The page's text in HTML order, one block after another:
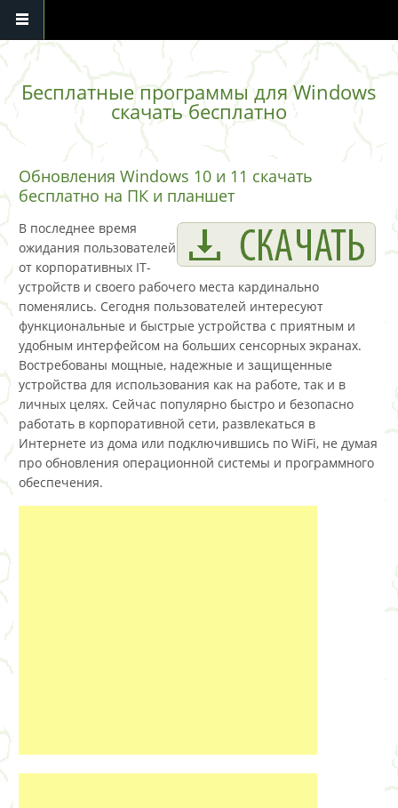
Перейти к основному содержанию
Бесплатные программы для Windows
скачать бесплатно
Обновления Windows 10 и 11 скачать
бесплатно на ПК и планшет
В последнее время
ожидания пользователей
от корпоративных IT-
устройств и своего рабочего места кардинально
поменялись. Сегодня пользователей интересуют
функциональные и быстрые устройства с приятным и
удобным интерфейсом на больших сенсорных экранах.
Востребованы мощные, надежные и защищенные
устройства для использования как на работе, так и в
личных целях. Сейчас популярно быстро и безопасно
работать в корпоративной сети, развлекаться в
Интернете из дома или подключившись по WiFi, не думая
про обновления операционной системы и программного
обеспечения.